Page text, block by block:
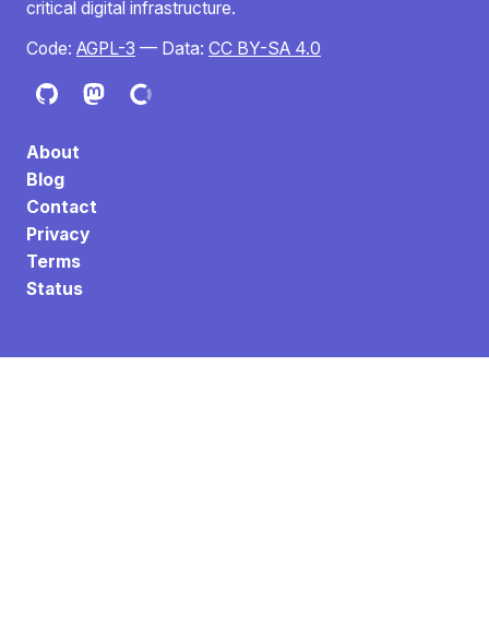
critical digital infrastructure.
Code: AGPL-3 — Data: CC BY-SA 4.0
About
Blog
Contact
Privacy
Terms
Status